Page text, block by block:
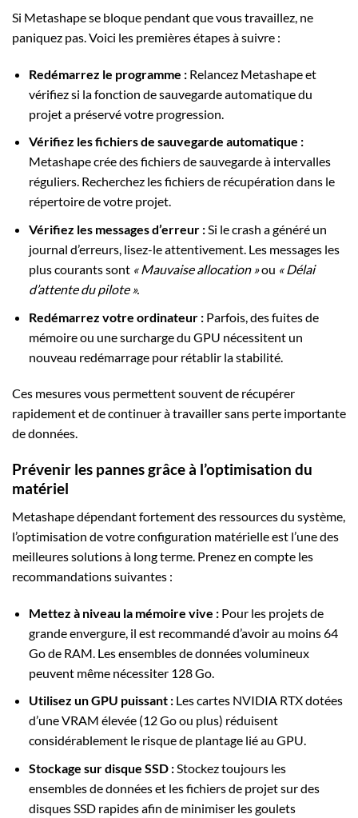
Si Metashape se bloque pendant que vous travaillez, ne
paniquez pas. Voici les premières étapes à suivre :
Redémarrez le programme :Relancez Metashape et
vérifiez si la fonction de sauvegarde automatique du
projet a préservé votre progression.
Vérifiez les fichiers de sauvegarde automatique :
Metashape crée des fichiers de sauvegarde à intervalles
réguliers. Recherchez les fichiers de récupération dans le
répertoire de votre projet.
Vérifiez les messages d’erreur :Si le crash a généré un
journal d’erreurs, lisez-le attentivement. Les messages les
plus courants sont « Mauvaise allocation »ou « Délai
d’attente du pilote ».
Redémarrez votre ordinateur :Parfois, des fuites de
mémoire ou une surcharge du GPU nécessitent un
nouveau redémarrage pour rétablir la stabilité.
Ces mesures vous permettent souvent de récupérer
rapidement et de continuer à travailler sans perte importante
de données.
Prévenir les pannes grâce à l’optimisation du
matériel
Metashape dépendant fortement des ressources du système,
l’optimisation de votre configuration matérielle est l’une des
meilleures solutions à long terme. Prenez en compte les
recommandations suivantes :
Mettez à niveau la mémoire vive :Pour les projets de
grande envergure, il est recommandé d’avoir au moins 64
Go de RAM. Les ensembles de données volumineux
peuvent même nécessiter 128 Go.
Utilisez un GPU puissant :Les cartes NVIDIA RTX dotées
d’une VRAM élevée (12 Go ou plus) réduisent
considérablement le risque de plantage lié au GPU.
Stockage sur disque SSD :Stockez toujours les
ensembles de données et les fichiers de projet sur des
disques SSD rapides afin de minimiser les goulets